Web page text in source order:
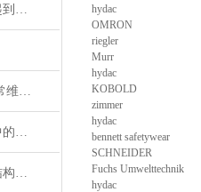
菲尼克斯继电器在电路中起到什么作用？
如何进行Phoenix电缆的日常维护和保养？
菲尼克斯电缆在智能电网中的应用
穆尔接插件的设计特点与结构优化
hydac
OMRON
riegler
Murr
hydac
KOBOLD
zimmer
hydac
bennett safetywear
SCHNEIDER
Fuchs Umwelttechnik
hydac